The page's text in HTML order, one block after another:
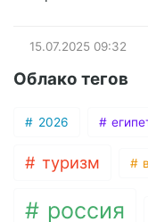
15.07.2025 09:32
Облако тегов
2026
туризм
россия